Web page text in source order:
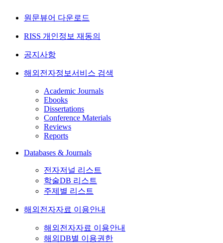
원문뷰어 다운로드
RISS 개인정보 재동의
공지사항
해외전자정보서비스 검색
Academic Journals
Ebooks
Dissertations
Conference Materials
Reviews
Reports
Databases & Journals
전자저널 리스트
학술DB 리스트
주제별 리스트
해외전자자료 이용안내
해외전자자료 이용안내
해외DB별 이용권한